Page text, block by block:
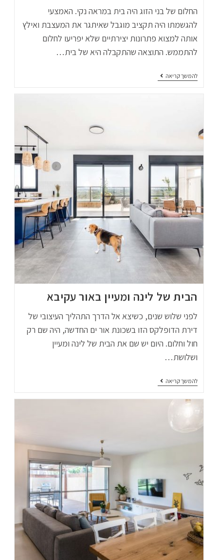
החלום של בני הזוג היה בית במראה נקי. האמצעי
להגשמתו היה תקציב מוגבל שאיתגר את המעצבת ואילץ
אותה למצוא פתרונות יצירתיים שלא יפריעו לחלום
להתממש. התוצאה שהתקבלה היא של בית…
להמשך קריאה
הבית של לינה ומעיין באור עקיבא
לפני שלוש שנים, כשיצא אל הדרך התהליך העיצובי של
דירת הדופלקס הזו בשכונת אור ים החדשה, היה שם רק
חול וחלום. היום יש שם את הבית של לינה ומעיין
ושלושת…
להמשך קריאה